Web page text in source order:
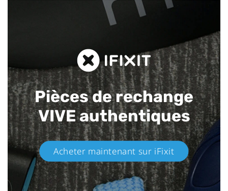
Pièces de rechange
VIVE authentiques​
Acheter maintenant sur iFixit​